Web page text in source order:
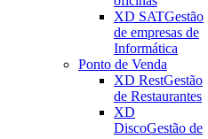
XD SATGestão
de empresas de
Informática
Ponto de Venda
XD RestGestão
de Restaurantes
XD
DiscoGestão de